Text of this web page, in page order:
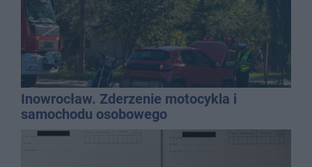
Inowrocław. Zderzenie motocykla i
samochodu osobowego